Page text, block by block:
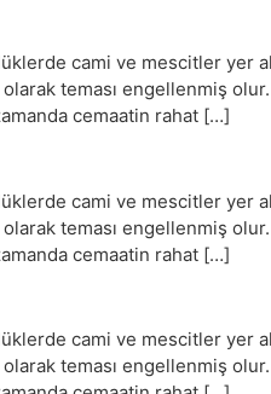
cami ve mescitler yer
teması engellenmiş
cemaatin rahat […]
cami ve mescitler yer
teması engellenmiş
cemaatin rahat […]
cami ve mescitler yer
teması engellenmiş